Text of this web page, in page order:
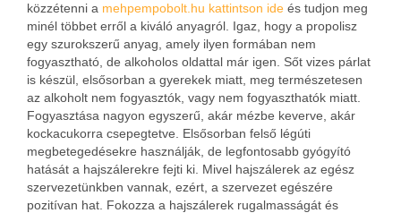
közzétenni a mehpempobolt.hu kattintson ide és tudjon meg
minél többet erről a kiváló anyagról. Igaz, hogy a propolisz
egy szurokszerű anyag, amely ilyen formában nem
fogyasztható, de alkoholos oldattal már igen. Sőt vizes párlat
is készül, elsősorban a gyerekek miatt, meg természetesen
az alkoholt nem fogyasztók, vagy nem fogyaszthatók miatt.
Fogyasztása nagyon egyszerű, akár mézbe keverve, akár
kockacukorra csepegtetve. Elsősorban felső légúti
megbetegedésekre használják, de legfontosabb gyógyító
hatását a hajszálerekre fejti ki. Mivel hajszálerek az egész
szervezetünkben vannak, ezért, a szervezet egészére
pozitívan hat. Fokozza a hajszálerek rugalmasságát és